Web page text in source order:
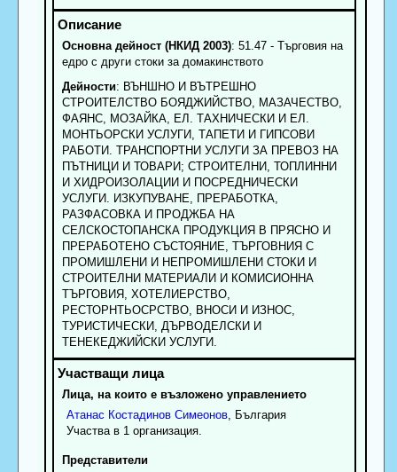
Основна дейност (НКИД 2003): 51.47 - Търговия на
едро с други стоки за домакинството
Дейности: ВЪНШНО И ВЪТРЕШНО
СТРОИТЕЛСТВО БОЯДЖИЙСТВО, МАЗАЧЕСТВО,
ФАЯНС, МОЗАЙКА, ЕЛ. ТАХНИЧЕСКИ И ЕЛ.
МОНТЬОРСКИ УСЛУГИ, ТАПЕТИ И ГИПСОВИ
РАБОТИ. ТРАНСПОРТНИ УСЛУГИ ЗА ПРЕВОЗ НА
ПЪТНИЦИ И ТОВАРИ; СТРОИТЕЛНИ, ТОПЛИННИ
И ХИДРОИЗОЛАЦИИ И ПОСРЕДНИЧЕСКИ
УСЛУГИ. ИЗКУПУВАНЕ, ПРЕРАБОТКА,
РАЗФАСОВКА И ПРОДЖБА НА
СЕЛСКОСТОПАНСКА ПРОДУКЦИЯ В ПРЯСНО И
ПРЕРАБОТЕНО СЪСТОЯНИЕ, ТЪРГОВНИЯ С
ПРОМИШЛЕНИ И НЕПРОМИШЛЕНИ СТОКИ И
СТРОИТЕЛНИ МАТЕРИАЛИ И КОМИСИОННА
ТЪРГОВИЯ, ХОТЕЛИЕРСТВО,
РЕСТОРНТЬОСРСТВО, ВНОСИ И ИЗНОС,
ТУРИСТИЧЕСКИ, ДЪРВОДЕЛСКИ И
ТЕНЕКЕДЖИЙСКИ УСЛУГИ.
Лица, на които е възложено управлението
Атанас Костадинов Симеонов, България
Участва в 1 организация.
Представители